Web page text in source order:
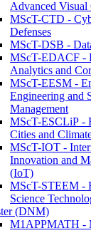
Advanced Visual
MScT-CTD -
Defenses
MScT-DSB -
MScT-EDACF -
Analytics and
MScT-EESM -
Engineering and
Management
MScT-ESCLiP -
Cities and
MScT-IOT -
Innovation and
(IoT)
MScT-STEEM -
Science
(DNM)
M1APPMATH -